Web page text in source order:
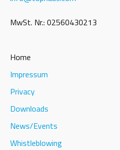
MwSt. Nr.: 02560430213
Home
Impressum
Privacy
Downloads
News/Events
Whistleblowing